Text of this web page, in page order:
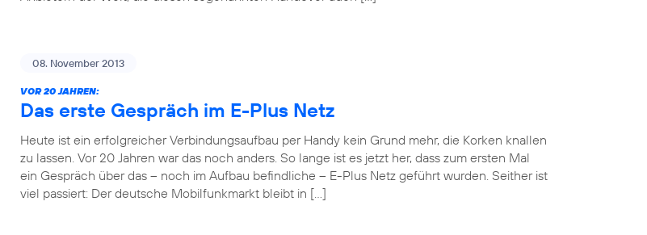
08. November 2013
VOR 20 JAHREN:
Das erste Gespräch im E-Plus Netz
Heute ist ein erfolgreicher Verbindungsaufbau per Handy kein Grund mehr, die Korken knallen
zu lassen. Vor 20 Jahren war das noch anders. So lange ist es jetzt her, dass zum ersten Mal
ein Gespräch über das – noch im Aufbau befindliche – E-Plus Netz geführt wurden. Seither ist
viel passiert: Der deutsche Mobilfunkmarkt bleibt in […]